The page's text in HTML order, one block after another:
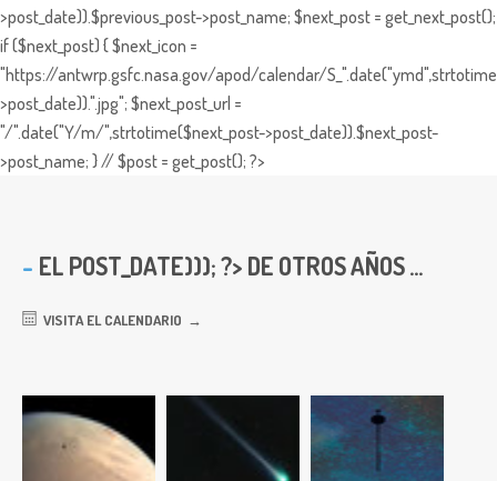
>post_date)).$previous_post->post_name; $next_post = get_next_post();
if ($next_post) { $next_icon =
"https://antwrp.gsfc.nasa.gov/apod/calendar/
>post_date)).".jpg"; $next_post_url =
"/".date("Y/m/",strtotime($next_post->post_date)).$next_post-
>post_name; } // $post = get_post(); ?>
EL POST_DATE))); ?> DE OTROS AÑOS ...
VISITA EL CALENDARIO